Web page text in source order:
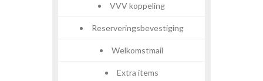
VVV koppeling
Reserveringsbevestiging
Welkomstmail
Extra items